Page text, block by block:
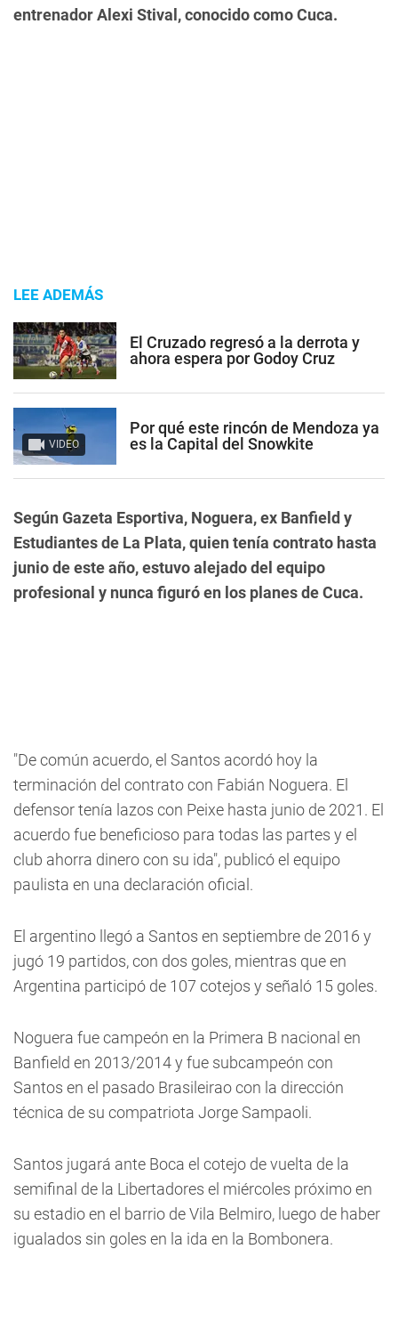
entrenador Alexi Stival, conocido como Cuca.
LEE ADEMÁS
El Cruzado regresó a la derrota y
ahora espera por Godoy Cruz
VIDEO
Por qué este rincón de Mendoza ya
es la Capital del Snowkite
Según Gazeta Esportiva, Noguera, ex Banfield y
Estudiantes de La Plata, quien tenía contrato hasta
junio de este año, estuvo alejado del equipo
profesional y nunca figuró en los planes de Cuca.
"De común acuerdo, el Santos acordó hoy la
terminación del contrato con Fabián Noguera. El
defensor tenía lazos con Peixe hasta junio de 2021. El
acuerdo fue beneficioso para todas las partes y el
club ahorra dinero con su ida", publicó el equipo
paulista en una declaración oficial.
El argentino llegó a Santos en septiembre de 2016 y
jugó 19 partidos, con dos goles, mientras que en
Argentina participó de 107 cotejos y señaló 15 goles.
Noguera fue campeón en la Primera B nacional en
Banfield en 2013/2014 y fue subcampeón con
Santos en el pasado Brasileirao con la dirección
técnica de su compatriota Jorge Sampaoli.
Santos jugará ante Boca el cotejo de vuelta de la
semifinal de la Libertadores el miércoles próximo en
su estadio en el barrio de Vila Belmiro, luego de haber
igualados sin goles en la ida en la Bombonera.